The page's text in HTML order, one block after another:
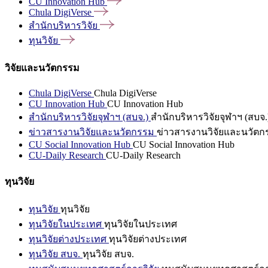
Chula DigiVerse
สำนักบริหารวิจัย
ทุนวิจัย
วิจัยและนวัตกรรม
Chula DigiVerse Chula DigiVerse
CU Innovation Hub CU Innovation Hub
สำนักบริหารวิจัยจุฬาฯ (สบจ.) สำนักบริหารวิจัยจุฬาฯ (สบจ
ข่าวสารงานวิจัยและนวัตกรรม ข่าวสารงานวิจัยและนวัตก
CU Social Innovation Hub CU Social Innovation Hub
CU-Daily Research CU-Daily Research
ทุนวิจัย
ทุนวิจัย ทุนวิจัย
ทุนวิจัยในประเทศ ทุนวิจัยในประเทศ
ทุนวิจัยต่างประเทศ ทุนวิจัยต่างประเทศ
ทุนวิจัย สบจ. ทุนวิจัย สบจ.